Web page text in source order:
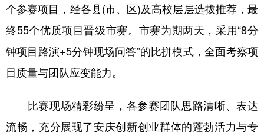
彩票 娱乐 时尚 悦读
公益 一带一路 亚太网 上市公司
文化产业
地方频道
个参赛项目，经各县(市、区)及高校层层选拔推荐，最
终55个优质项目晋级市赛。市赛为期两天，采用“8分
钟项目路演+5分钟现场问答”的比拼模式，全面考察项
目质量与团队应变能力。
比赛现场精彩纷呈，各参赛团队思路清晰、表达
流畅，充分展现了安庆创新创业群体的蓬勃活力与专